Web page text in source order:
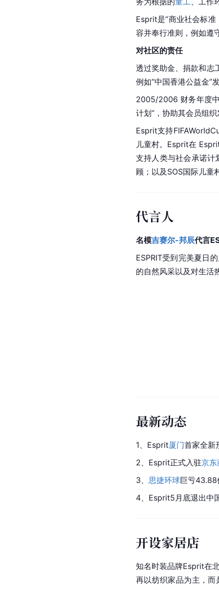
Esprit是“商业社会标
容并奉行准则，例如遵
对社区的责任
透过奖助金、捐款和志
例如“中国香港公益金”
2005/2006 财务年度
计划”，协助其会员组
Esprit支持
儿童村。Esprit在
支持人类与社会承诺计
顾；以及SOS国际儿
代言人
名模吉赛尔-邦辰代言
ESPRIT受到完美夏日
的自然风采以及对生
最新动态
1、Esprit厦门首家全新
2、Esprit正式入驻京东
3、 思捷环球巨亏
4、Esprit5月底退出中
开设家居店
知名时装品牌Esprit在
再以纺织家品为主，